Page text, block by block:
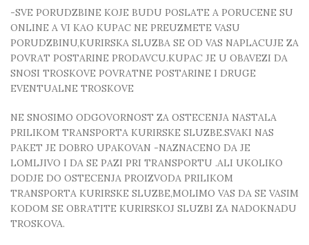
-SVE PORUDZBINE KOJE BUDU POSLATE A PORUCENE SU
ONLINE A VI KAO KUPAC NE PREUZMETE VASU
PORUDZBINU,KURIRSKA SLUZBA SE OD VAS NAPLACUJE ZA
POVRAT POSTARINE PRODAVCU.KUPAC JE U OBAVEZI DA
SNOSI TROSKOVE POVRATNE POSTARINE I DRUGE
EVENTUALNE TROSKOVE
NE SNOSIMO ODGOVORNOST ZA OSTECENJA NASTALA
PRILIKOM TRANSPORTA KURIRSKE SLUZBE.SVAKI NAS
PAKET JE DOBRO UPAKOVAN -NAZNACENO DA JE
LOMLJIVO I DA SE PAZI PRI TRANSPORTU .ALI UKOLIKO
DODJE DO OSTECENJA PROIZVODA PRILIKOM
TRANSPORTA KURIRSKE SLUZBE,MOLIMO VAS DA SE VASIM
KODOM SE OBRATITE KURIRSKOJ SLUZBI ZA NADOKNADU
TROSKOVA.